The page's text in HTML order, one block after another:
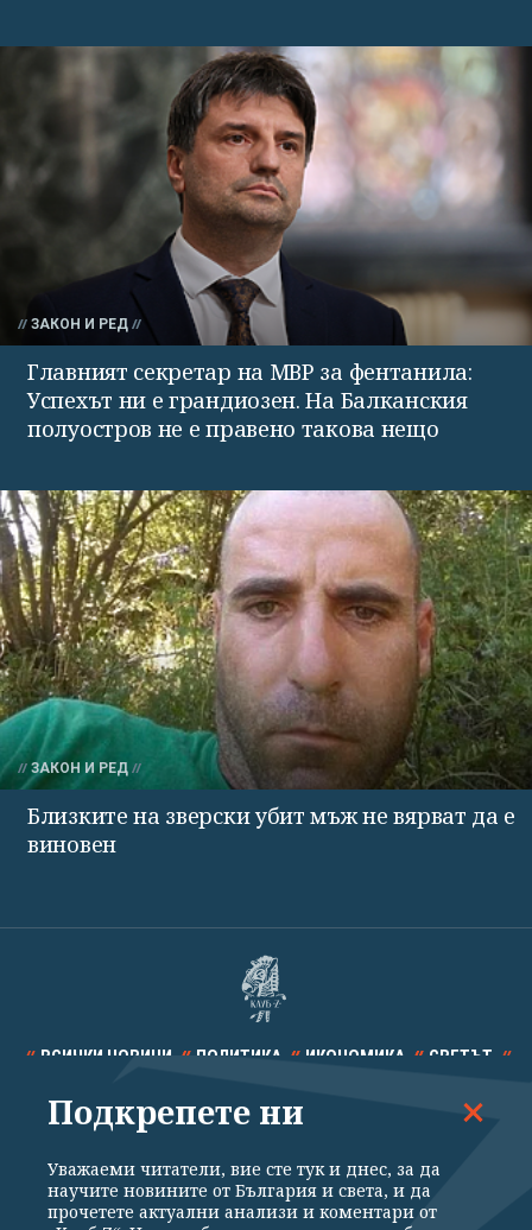
ЗАКОН И РЕД
Главният секретар на МВР за фентанила:
Успехът ни е грандиозен. На Балканския
полуостров не е правено такова нещо
ЗАКОН И РЕД
Близките на зверски убит мъж не вярват да е
виновен
ВСИЧКИ НОВИНИ ПОЛИТИКА ИКОНОМИКА СВЕТЪТ
СПОРТ КУЛТУРА ТЕХНОЛОГИИ КАЛЕЙДОСКОП
Подкрепете ни
Уважаеми читатели, вие сте тук и днес, за да
научите новините от България и света, и да
прочетете актуални анализи и коментари от